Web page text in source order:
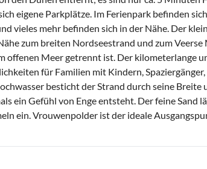
eigene Parkplätze. Im Ferienpark befinden
vieles mehr befinden sich in der Nähe. Der
zum breiten Nordseestrand und zum Veerse
offenen Meer getrennt ist. Der kilometerlange
für Familien mit Kindern, Spaziergänger,
besticht der Strand durch seine Breite
ein Gefühl von Enge entsteht. Der feine Sand
ein. Vrouwenpolder ist der ideale